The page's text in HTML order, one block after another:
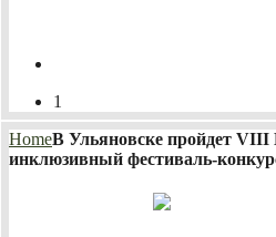
1
HomeВ Ульяновске пройдет
инклюзивный фестиваль-